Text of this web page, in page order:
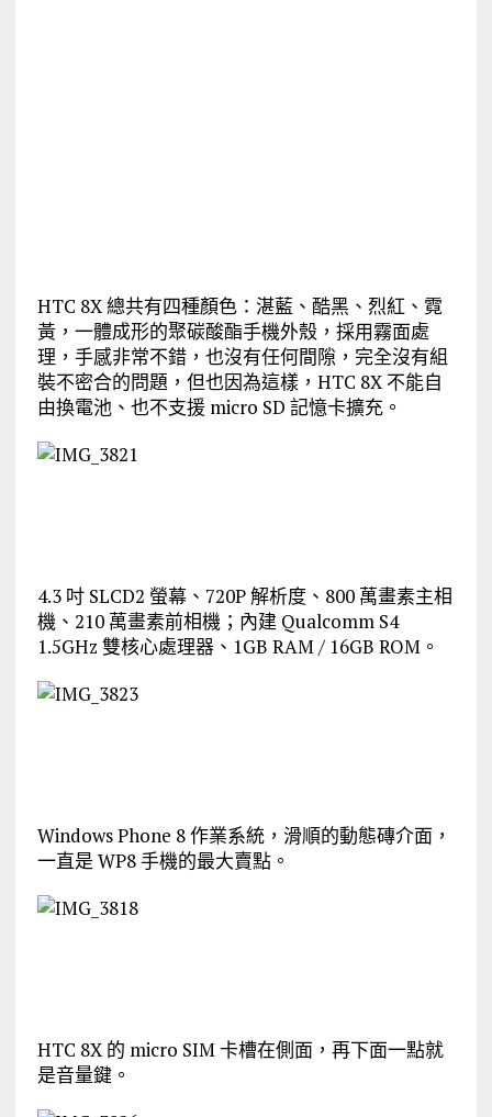
HTC 8X 總共有四種顏色：湛藍、酷黑、烈紅、霓
黃，一體成形的聚碳酸酯手機外殼，採用霧面處
理，手感非常不錯，也沒有任何間隙，完全沒有組
裝不密合的問題，但也因為這樣，HTC 8X 不能自
由換電池、也不支援 micro SD 記憶卡擴充。
4.3 吋 SLCD2 螢幕、720P 解析度、800 萬畫素主相
機、210 萬畫素前相機；內建 Qualcomm S4
1.5GHz 雙核心處理器、1GB RAM / 16GB ROM。
Windows Phone 8 作業系統，滑順的動態磚介面，
一直是 WP8 手機的最大賣點。
HTC 8X 的 micro SIM 卡槽在側面，再下面一點就
是音量鍵。